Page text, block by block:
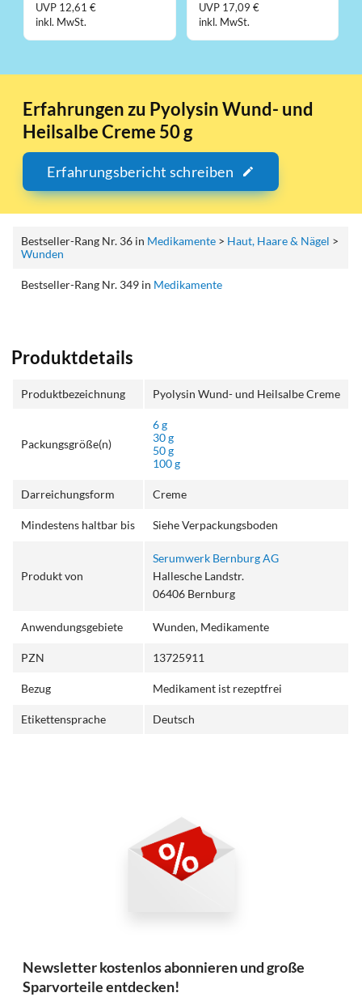
UVP 12,61 €
inkl. MwSt.
UVP 17,09 €
inkl. MwSt.
Erfahrungen zu Pyolysin Wund- und
Heilsalbe Creme 50 g
Erfahrungsbericht schreiben
Bestseller-Rang Nr. 36 in Medikamente > Haut, Haare & Nägel >
Wunden
Bestseller-Rang Nr. 349 in Medikamente
Produktdetails
Produktbezeichnung Pyolysin Wund- und Heilsalbe Creme
Packungsgröße(n)
6 g
30 g
50 g
100 g
Darreichungsform Creme
Mindestens haltbar bis Siehe Verpackungsboden
Produkt von
Serumwerk Bernburg AG
Hallesche Landstr.
06406 Bernburg
Anwendungsgebiete Wunden, Medikamente
PZN 13725911
Bezug Medikament ist rezeptfrei
Etikettensprache Deutsch
Newsletter kostenlos abonnieren und große
Sparvorteile entdecken!